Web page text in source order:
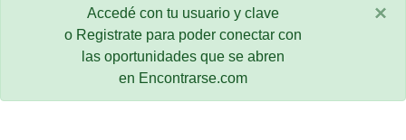
Accedé con tu usuario y clave
o Registrate para poder conectar con
las oportunidades que se abren
en Encontrarse.com
×